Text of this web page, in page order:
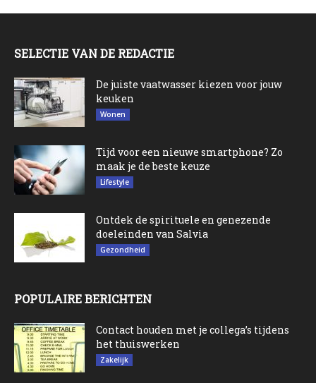
SELECTIE VAN DE REDACTIE
De juiste vaatwasser kiezen voor jouw
keuken
Wonen
Tijd voor een nieuwe smartphone? Zo
maak je de beste keuze
Lifestyle
Ontdek de spirituele en genezende
doeleinden van Salvia
Gezondheid
POPULAIRE BERICHTEN
Contact houden met je collega’s tijdens
het thuiswerken
Zakelijk